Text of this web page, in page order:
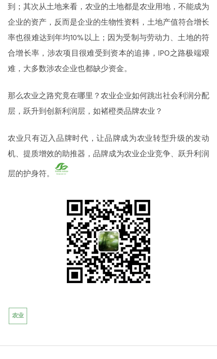
到；其次从土地来看，农业的土地都是农业用地，不能成为
企业的资产，反而是企业的生物性资料，土地产值符合增长
率也很难达到年均10%以上；因为受制与劳动力、土地的符
合增长率，涉农项目很难受到资本的追捧，IPO之路极端艰
难，大多数涉农企业也都缺少资金。
那么农业之路究竟在哪里？农业企业如何跳出社会利润分配
层，跃升到创新利润层，如褚橙类品牌农业？
农业只有迈入品牌时代，让品牌成为农业转型升级的发动
机、提质增效的助推器，品牌成为农业企业竞争、跃升利润
层的护身符。
农业